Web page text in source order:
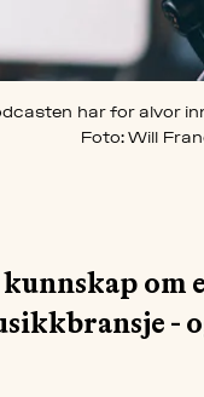
har for alvor
Foto: Will
om
-